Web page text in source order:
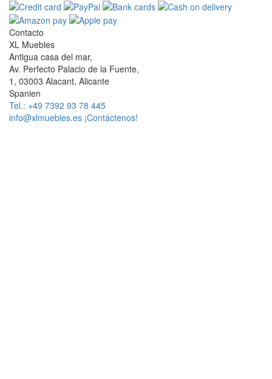
Contacto
XL Muebles
Antigua casa del mar,
Av. Perfecto Palacio de la Fuente,
1, 03003 Alacant, Alicante
Spanien
Tel.: +49 7392 93 78 445
info@xlmuebles.es ¡Contáctenos!